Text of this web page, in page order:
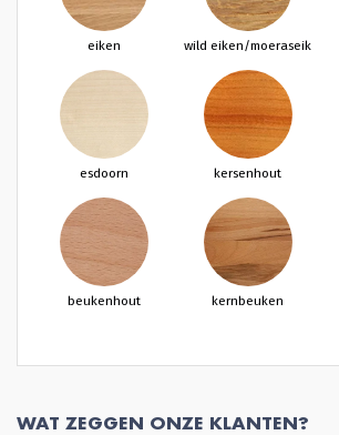
eiken wild eiken/moeraseik
esdoorn kersenhout
beukenhout kernbeuken
WAT ZEGGEN ONZE KLANTEN?